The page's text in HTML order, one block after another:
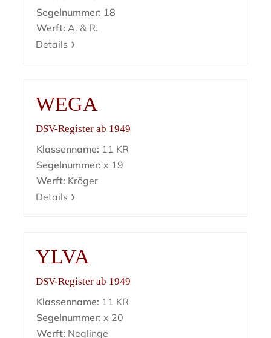
Segelnummer: 18
Werft: A. & R.
Details
WEGA
DSV-Register ab 1949
Klassenname: 11 KR
Segelnummer: x 19
Werft: Kröger
Details
YLVA
DSV-Register ab 1949
Klassenname: 11 KR
Segelnummer: x 20
Werft: Neglinge